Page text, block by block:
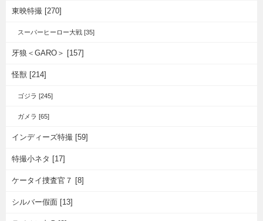
東映特撮 [270]
スーパーヒーロー大戦 [35]
牙狼＜GARO＞ [157]
怪獣 [214]
ゴジラ [245]
ガメラ [65]
インディーズ特撮 [59]
特撮小ネタ [17]
ケータイ捜査官７ [8]
シルバー假面 [13]